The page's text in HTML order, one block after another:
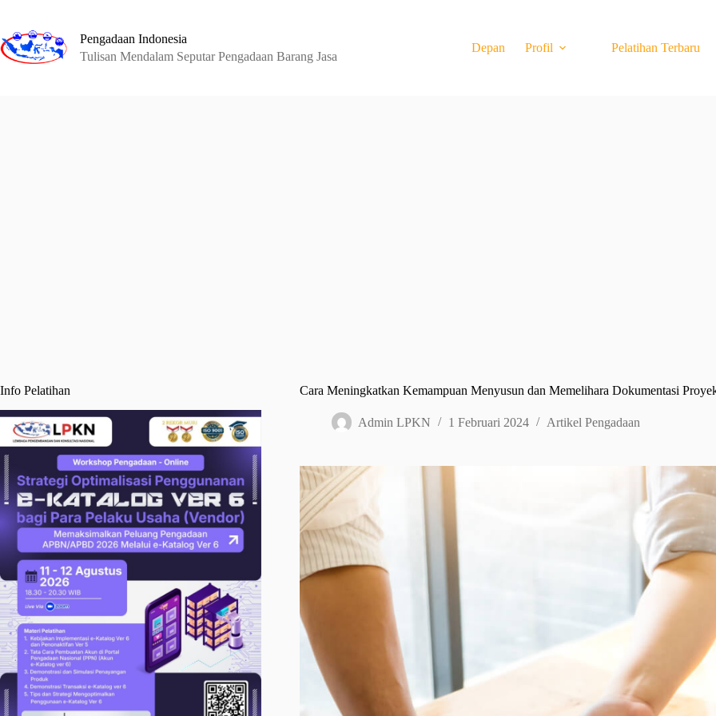
content
Pengadaan Indonesia
Tulisan Mendalam Seputar Pengadaan Barang Jasa
Depan Profil Pelatihan Terbaru
Cara Meningkatkan Kemampuan Menyusun dan Memelihara Dokumentasi
Admin LPKN 1 Februari 2024 Artikel Pengadaan
Info Pelatihan